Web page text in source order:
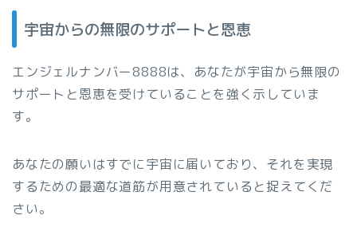
宇宙からの無限のサポートと恩恵
エンジェルナンバー8888は、あなたが宇宙から無限の
サポートと恩恵を受けていることを強く示していま
す。
あなたの願いはすでに宇宙に届いており、それを実現
するための最適な道筋が用意されていると捉えてくだ
さい。